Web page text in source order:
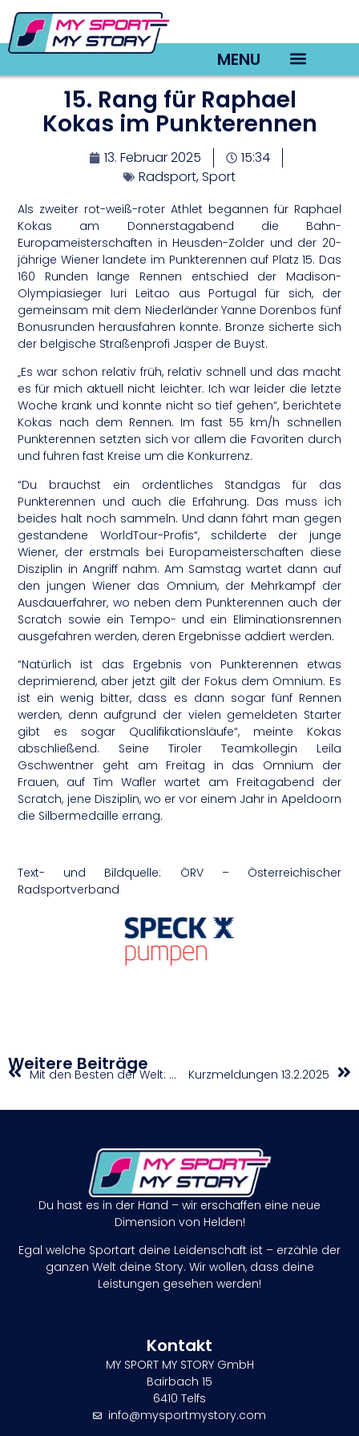
MENU
15. Rang für Raphael
Kokas im Punkterennen
13. Februar 2025
15:34
Radsport,Sport
Als zweiter rot-weiß-roter Athlet begannen für Raphael
Kokas am Donnerstagabend die Bahn-
Europameisterschaften in Heusden-Zolder und der 20-
jährige Wiener landete im Punkterennen auf Platz 15. Das
160 Runden lange Rennen entschied der Madison-
Olympiasieger Iuri Leitao aus Portugal für sich, der
gemeinsam mit dem Niederländer Yanne Dorenbos fünf
Bonusrunden herausfahren konnte. Bronze sicherte sich
der belgische Straßenprofi Jasper de Buyst.
„Es war schon relativ früh, relativ schnell und das macht
es für mich aktuell nicht leichter. Ich war leider die letzte
Woche krank und konnte nicht so tief gehen“, berichtete
Kokas nach dem Rennen. Im fast 55 km/h schnellen
Punkterennen setzten sich vor allem die Favoriten durch
und fuhren fast Kreise um die Konkurrenz.
“Du brauchst ein ordentliches Standgas für das
Punkterennen und auch die Erfahrung. Das muss ich
beides halt noch sammeln. Und dann fährt man gegen
gestandene WorldTour-Profis“, schilderte der junge
Wiener, der erstmals bei Europameisterschaften diese
Disziplin in Angriff nahm. Am Samstag wartet dann auf
den jungen Wiener das Omnium, der Mehrkampf der
Ausdauerfahrer, wo neben dem Punkterennen auch der
Scratch sowie ein Tempo- und ein Eliminationsrennen
ausgefahren werden, deren Ergebnisse addiert werden.
“Natürlich ist das Ergebnis von Punkterennen etwas
deprimierend, aber jetzt gilt der Fokus dem Omnium. Es
ist ein wenig bitter, dass es dann sogar fünf Rennen
werden, denn aufgrund der vielen gemeldeten Starter
gibt es sogar Qualifikationsläufe“, meinte Kokas
abschließend. Seine Tiroler Teamkollegin Leila
Gschwentner geht am Freitag in das Omnium der
Frauen, auf Tim Wafler wartet am Freitagabend der
Scratch, jene Disziplin, wo er vor einem Jahr in Apeldoorn
die Silbermedaille errang.
Text- und Bildquelle: ÖRV – Österreichischer
Radsportverband
Weitere Beiträge Mit den Besten der Welt: Rhomberg verstärkt die Shanghai Swans Kurzmeldungen 13.2.2025
Du hast es in der Hand – wir erschaffen eine neue
Dimension von Helden!
Egal welche Sportart deine Leidenschaft ist – erzähle der
ganzen Welt deine Story. Wir wollen, dass deine
Leistungen gesehen werden!
Kontakt
MY SPORT MY STORY GmbH
Bairbach 15
6410 Telfs
info@mysportmystory.com